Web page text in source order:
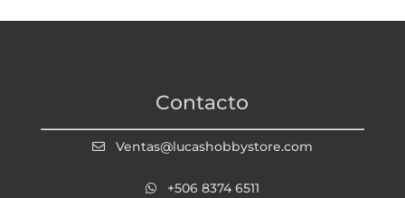
Contacto
Ventas@lucashobbystore.com
+506 8374 6511